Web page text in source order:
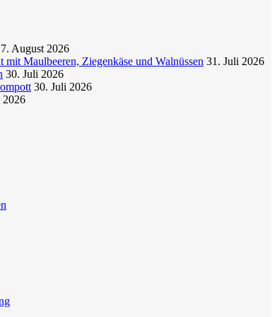
7. August 2026
mit Maulbeeren, Ziegenkäse und Walnüssen 31. Juli 2026
30. Juli 2026
30. Juli 2026
2026